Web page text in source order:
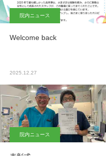
院内ニュース
Welcome back
2025.12.27
院内ニュース